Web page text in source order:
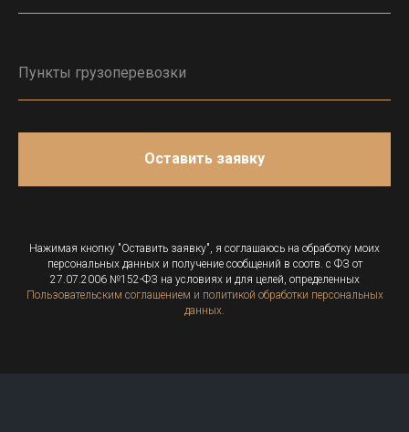
Оставить заявку
Нажимая кнопку "Оставить заявку", я соглашаюсь на обработку моих
персональных данных и получение сообщений в соотв. с ФЗ от
27.07.2006 №152-ФЗ на условиях и для целей, определенных
Пользовательским соглашением и политикой обработки персональных
данных.